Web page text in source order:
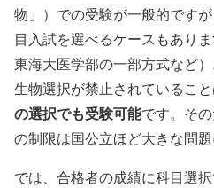
物」）での受験が一般的です
目入試を選べるケースもあり
東海大医学部の一部方式など
生物選択が禁止されていること
の選択でも受験可能です。そ
の制限は国公立ほど大きな問題
では、合格者の成績に科目選